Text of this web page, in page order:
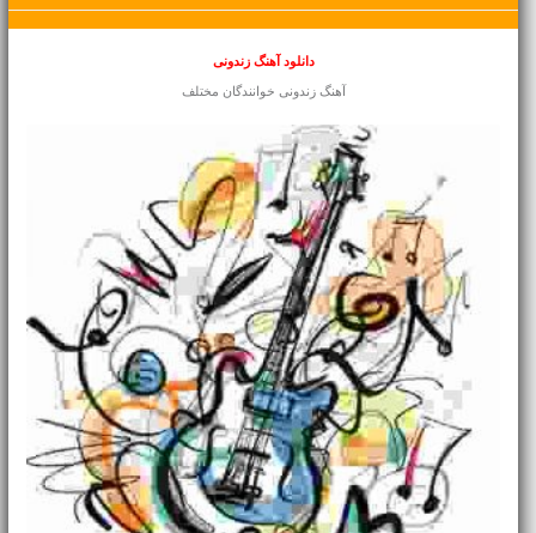
دانلود آهنگ زندونی
آهنگ زندونی خوانندگان مختلف